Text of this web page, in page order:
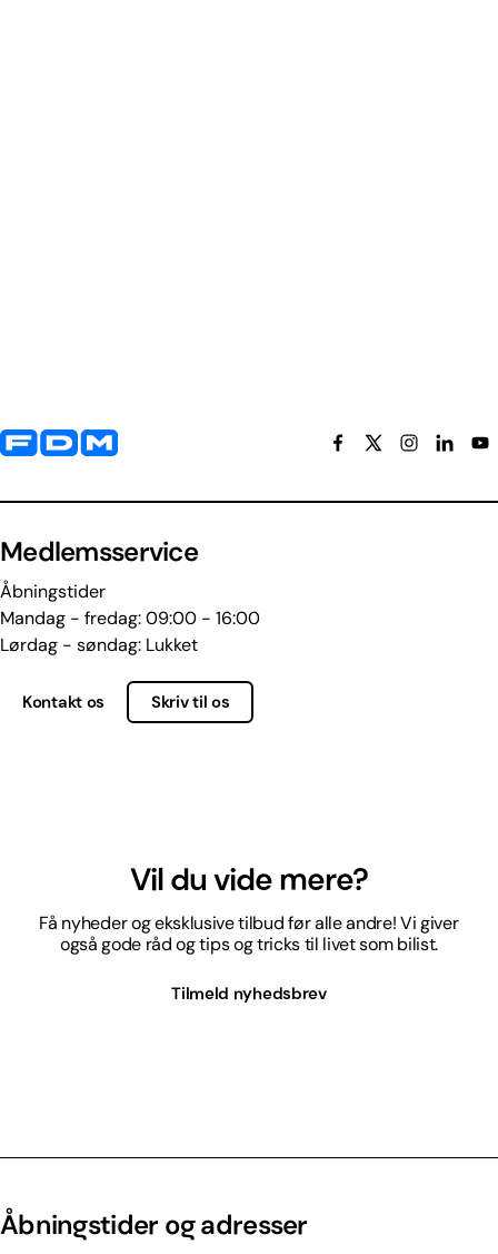
Yderligere information og kontaktoplysninger
Medlemsservice
Åbningstider
Mandag - fredag: 09:00 - 16:00
Lørdag - søndag: Lukket
Kontakt os Skriv til os
Vil du vide mere?
Få nyheder og eksklusive tilbud før alle andre! Vi giver
også gode råd og tips og tricks til livet som bilist.
Tilmeld nyhedsbrev
Åbningstider og adresser